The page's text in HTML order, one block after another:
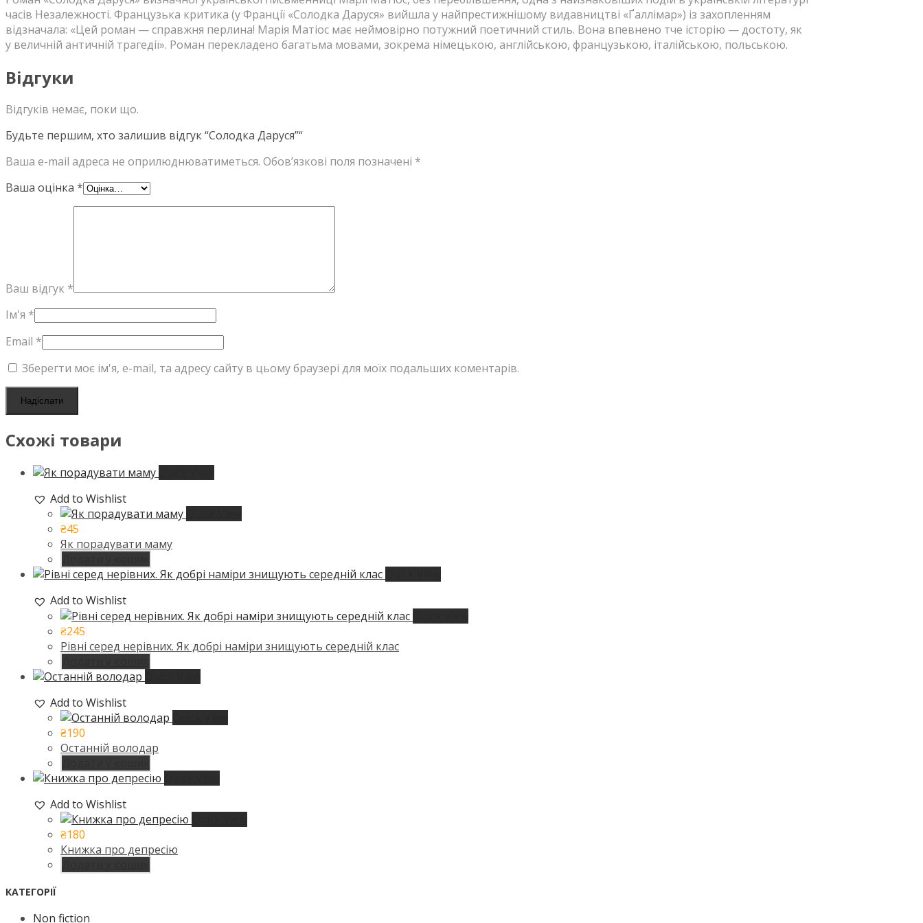
часів Незалежності. Французька критика (у Франції «Солодка Даруся» вийшла у найпрес­тиж­нішому видавництві «Ґаллімар») із захопленням
відзначала: «Цей роман — справжня перлина! Марія Матіос має неймовірно потуж­ний поетичний стиль. Вона впевнено тче історію — достоту, як
у величній античній трагедії». Роман перекладено багатьма мовами, зокрема німецькою, англійською, французькою, іта­лій­ською, польською.
Відгуки
Відгуків немає, поки що.
Будьте першим, хто залишив відгук “Солодка Даруся”“
Ваша e-mail адреса не оприлюднюватиметься. Обов’язкові поля позначені *
Ваша оцінка *
Ваш відгук *
Ім'я *
Email *
Зберегти моє ім'я, e-mail, та адресу сайту в цьому браузері для моїх подальших коментарів.
Схожі товари
Add to Wishlist
₴45
Як порадувати маму
Add to Wishlist
₴245
Рівні серед нерівних. Як добрі наміри знищують середній клас
Add to Wishlist
₴190
Останній володар
Add to Wishlist
₴180
Книжка про депресію
КАТЕГОРІЇ
Non fiction